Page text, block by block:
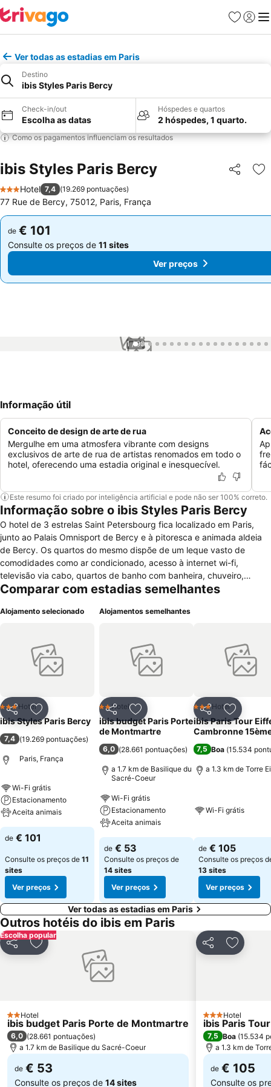
Favoritos
Iniciar
Ver todas as estadias em Paris
Destino
ibis Styles Paris Bercy
Check-in/out
Escolha as datas
Hóspedes e quartos
2 hóspedes, 1 quarto.
Como os pagamentos influenciam os resultados
ibis Styles Paris Bercy Partilhar
3 Estrelas
Hotel 7,4 (19.269 pontuações)
77 Rue de Bercy, 75012, Paris, França
de € 101
Consulte os preços de 11 sites
de € 101
Consulte os preços de 11 sites
Ver preços
1 / 99
Informação útil
Conceito de design de arte de rua
Mergulhe em uma atmosfera vibrante com designs
exclusivos de arte de rua de artistas renomados em todo o
hotel, oferecendo uma estadia original e inesquecível.
Este resumo foi criado por inteligência artificial e pode não ser 100% correto.
Informação sobre o ibis Styles Paris Bercy
O hotel de 3 estrelas Saint Petersbourg fica localizado em Paris,
junto ao Palais Omnisport de Bercy e à pitoresca e animada aldeia
de Bercy. Os quartos do mesmo dispõe de um leque vasto de
comodidades como ar condicionado, acesso à internet wi-fi,
televisão via cabo, quartos de banho com banheira, chuveiro,
secador e espelho de aumento, cofre, telefone, fax/modem, mesa
serviços como recepção 24h, acesso à internet, estacionamento,
para cadeiras de rodas e serviço de bagagens. Este hotel dispões
de todas a comodidades necessárias para proporcionar aos seus
hóspedes uma agradável estadia.
Comparar com estadias semelhantes
Alojamento selecionado
PartilharAdicionar aos favoritos
3 Estrelas
Hotel
ibis Styles Paris Bercy
7,4 (19.269 pontuações)
Paris, França
Wi-Fi grátis
Estacionamento
Aceita animais
de € 101
Consulte os preços de 11
sites
Ver preços
Alojamentos semelhantes
PartilharAdicionar aos favoritos
2 Estrelas
Hotel
ibis budget Paris Porte
de Montmartre
6,0 (28.661 pontuações)
a 1.7 km de Basilique du
Sacré-Coeur
Wi-Fi grátis
Estacionamento
Aceita animais
de € 53
Consulte os preços de
14 sites
Ver preços
Partilhar
3 Estrelas
Hotel
ibis Paris Tour
Cambronne
7,5 Boa (15.534
a 1.3 km de Torre
Wi-Fi grátis
de € 105
Consulte os preços
13 sites
Ver preços
Ver todas as estadias em Paris
Outros hotéis do ibis em Paris
Escolha popular
PartilharAdicionar aos favoritos
2 Estrelas
Hotel
ibis budget Paris Porte de Montmartre
6,0 (28.661 pontuações)
a 1.7 km de Basilique du Sacré-Coeur
de € 53
Consulte os preços de 14 sites
Partilhar
3 Estrelas
Hotel
ibis Paris
7,5 Boa (15.534
a 1.3 km de
de € 105
Consulte os